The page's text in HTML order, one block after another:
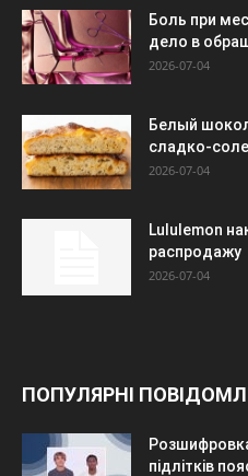
Боль при
дело в
2026-07-04
Белый
сладко-
2026-07-04
Lululemon
распродажу
2026-07-04
ПОПУЛЯРНІ
підлітків